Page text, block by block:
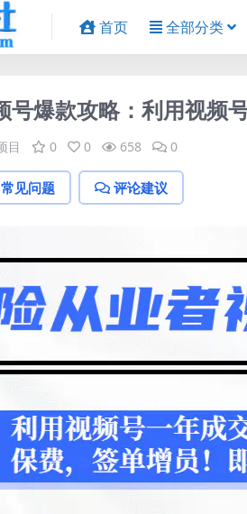
首页 全部分类
号爆款攻略：利用视频
目 0 0 658 0
常见问题 评论建议